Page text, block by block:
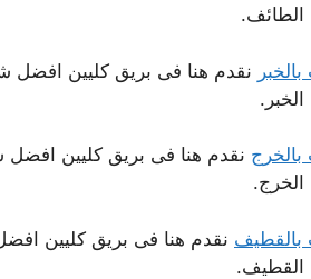
الطائف.
نقدم هنا فى بريق كليين
نقدم هنا فى بريق كليين
بالقطيف نقدم هنا فى بريق كليين
القطيف.